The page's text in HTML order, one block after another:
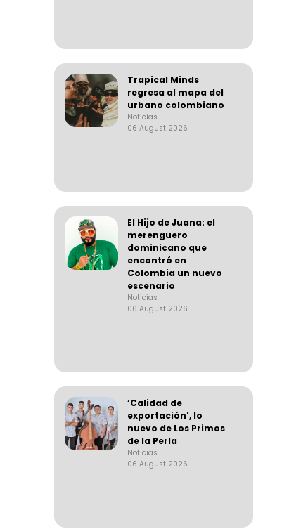
Trapical Minds
regresa al mapa del
urbano colombiano
Noticias
06 August 2026
El Hijo de Juana: el
merenguero
dominicano que
encontró en
Colombia un nuevo
escenario
Noticias
06 August 2026
‘Calidad de
exportación’, lo
nuevo de Los Primos
de la Perla
Noticias
06 August 2026